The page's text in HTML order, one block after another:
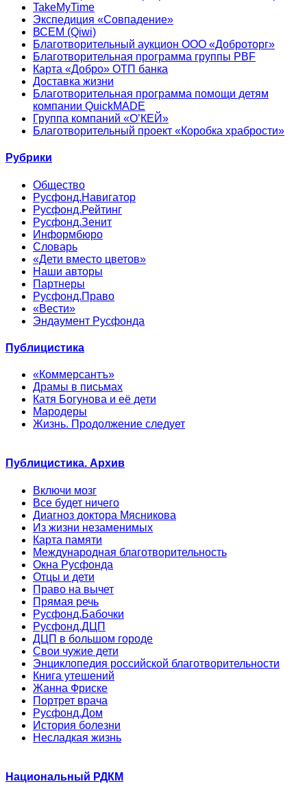
TakeMyTime
Экспедиция «Совпадение»
ВСЕМ (Qiwi)
Благотворительный аукцион ООО «Доброторг»
Благотворительная программа группы PBF
Карта «Добро» ОТП банка
Доставка жизни
Благотворительная программа помощи детям
компании QuickMADE
Группа компаний «О’КЕЙ»
Благотворительный проект «Коробка храбрости»
Рубрики
Общество
Русфонд.Навигатор
Русфонд.Рейтинг
Русфонд.Зенит
Информбюро
Словарь
«Дети вместо цветов»
Наши авторы
Партнеры
Русфонд.Право
«Вести»
Эндаумент Русфонда
Публицистика
«Коммерсантъ»
Драмы в письмах
Катя Богунова и её дети
Мародеры
Жизнь. Продолжение следует
Публицистика. Архив
Включи мозг
Все будет ничего
Диагноз доктора Мясникова
Из жизни незаменимых
Карта памяти
Международная благотворительность
Окна Русфонда
Отцы и дети
Право на вычет
Прямая речь
Русфонд.Бабочки
Русфонд.ДЦП
ДЦП в большом городе
Свои чужие дети
Энциклопедия российской благотворительности
Книга утешений
Жанна Фриске
Портрет врача
Русфонд.Дом
История болезни
Несладкая жизнь
Национальный РДКМ